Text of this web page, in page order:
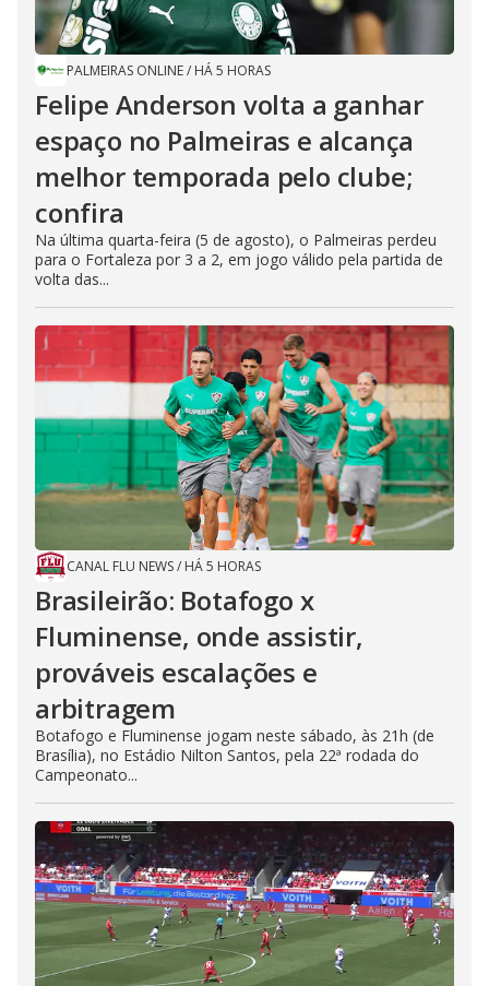
PALMEIRAS ONLINE/ HÁ 5 HORAS
Felipe Anderson volta a ganhar
espaço no Palmeiras e alcança
melhor temporada pelo clube;
confira
Na última quarta-feira (5 de agosto), o Palmeiras perdeu
para o Fortaleza por 3 a 2, em jogo válido pela partida de
volta das...
CANAL FLU NEWS/ HÁ 5 HORAS
Brasileirão: Botafogo x
Fluminense, onde assistir,
prováveis escalações e
arbitragem
Botafogo e Fluminense jogam neste sábado, às 21h (de
Brasília), no Estádio Nilton Santos, pela 22ª rodada do
Campeonato...